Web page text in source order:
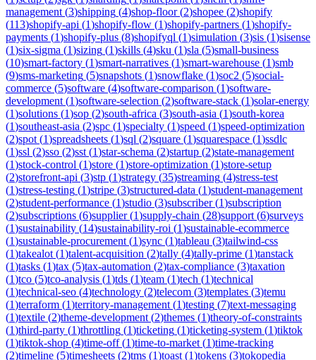
management (3)shipping (4)shop-floor(2)shopee (2)shopify
(113)shopify-api (1)shopify-flow (1)shopify-partners (1)shopify-
payments (1)shopify-plus (8)shopifyql (1)simulation (3)sis (1)sisense
(1)six-sigma (1)sizing (1)skills (4)sku (1)sla (5)small-business
(10)smart-factory (1)smart-narratives (1)smart-warehouse (1)smb
(9)sms-marketing (5)snapshots (1)snowflake (1)soc2 (5)social-
commerce (5)software (4)software-comparison (1)software-
development (1)software-selection (2)software-stack (1)solar-energy
(1)solutions (1)sop (2)south-africa (3)south-asia (1)south-korea
(1)southeast-asia (2)spc (1)specialty (1)speed (1)speed-optimization
(2)spot (1)spreadsheets (1)sql (2)square (1)squarespace (1)ssdlc
(1)ssl (2)sso (2)sst (1)star-schema (2)startup (2)state-management
(1)stock-control (1)store (1)store-optimization (1)store-setup
(2)storefront-api (3)stp (1)strategy (35)streaming (4)stress-test
(1)stress-testing (1)stripe (3)structured-data (1)student-management
(2)student-performance (1)studio (3)subscriber(1)subscription
(2)subscriptions (6)supplier(1)supply-chain (28)support (6)surveys
(1)sustainability (14)sustainability-roi (1)sustainable-ecommerce
(1)sustainable-procurement (1)sync (1)tableau (3)tailwind-css
(1)takealot (1)talent-acquisition (2)tally (4)tally-prime (1)tanstack
(1)tasks (1)tax (5)tax-automation (2)tax-compliance (3)taxation
(1)tco (5)tco-analysis (1)tds (1)team (1)tech (1)technical
(1)technical-seo (4)technology (2)telecom (3)templates (3)temu
(1)terraform (1)territory-management (1)testing (7)text-messaging
(1)textile (2)theme-development (2)themes (1)theory-of-constraints
(1)third-party (1)throttling (1)ticketing (1)ticketing-system (1)tiktok
(1)tiktok-shop (4)time-off(1)time-to-market (1)time-tracking
(2)timeline (5)timesheets (2)tms (1)toast (1)tokens (3)tokopedia